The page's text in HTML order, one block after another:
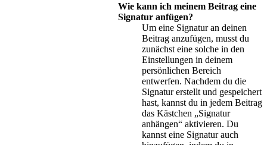
Wie kann ich meinem Beitrag eine
Signatur anfügen?
Um eine Signatur an deinen
Beitrag anzufügen, musst du
zunächst eine solche in den
Einstellungen in deinem
persönlichen Bereich
entwerfen. Nachdem du die
Signatur erstellt und gespeichert
hast, kannst du in jedem Beitrag
das Kästchen „Signatur
anhängen“ aktivieren. Du
kannst eine Signatur auch